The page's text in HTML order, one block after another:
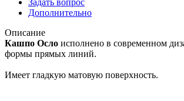
Дополнительно
Описание
Кашпо Осло исполнено в современном
формы прямых линий.
Имеет гладкую матовую поверхность.